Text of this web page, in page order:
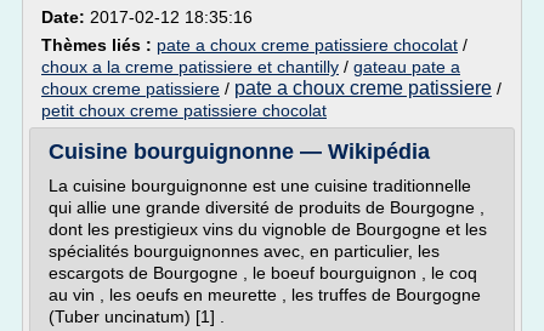
Date: 2017-02-12 18:35:16
Thèmes liés : pate a choux creme patissiere chocolat /
choux a la creme patissiere et chantilly / gateau pate a
choux creme patissiere / pate a choux creme patissiere /
petit choux creme patissiere chocolat
Cuisine bourguignonne — Wikipédia
La cuisine bourguignonne est une cuisine traditionnelle
qui allie une grande diversité de produits de Bourgogne ,
dont les prestigieux vins du vignoble de Bourgogne et les
spécialités bourguignonnes avec, en particulier, les
escargots de Bourgogne , le boeuf bourguignon , le coq
au vin , les oeufs en meurette , les truffes de Bourgogne
(Tuber uncinatum) [1] .